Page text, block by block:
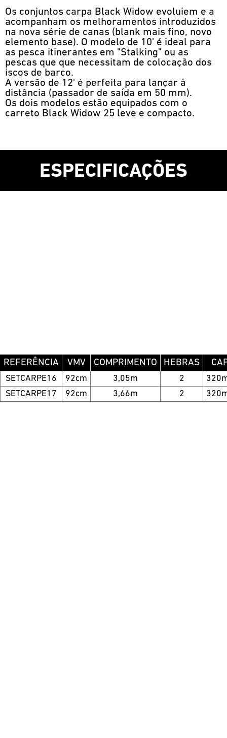
Os conjuntos carpa Black Widow evoluiem e a
acompanham os melhoramentos introduzidos
na nova série de canas (blank mais fino, novo
elemento base). O modelo de 10' é ideal para
as pesca itinerantes em "Stalking" ou as
pescas que que necessitam de colocação dos
iscos de barco.
A versão de 12' é perfeita para lançar à
distância (passador de saída em 50 mm).
Os dois modelos estão equipados com o
carreto Black Widow 25 leve e compacto.
ESPECIFICAÇÕES
REFERÊNCIA VMV COMPRIMENTO HEBRAS
SETCARPE16 92cm 3,05m 2
SETCARPE17
92cm 3,66m 2